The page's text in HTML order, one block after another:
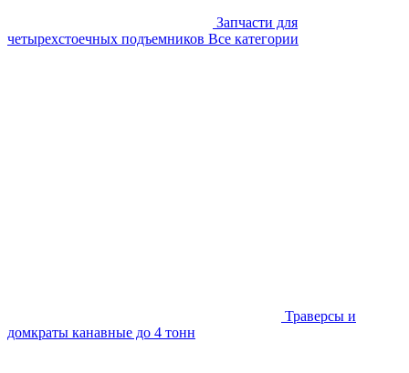
Запчасти для
четырехстоечных подъемников Все категории
Траверсы и
домкраты канавные до 4 тонн